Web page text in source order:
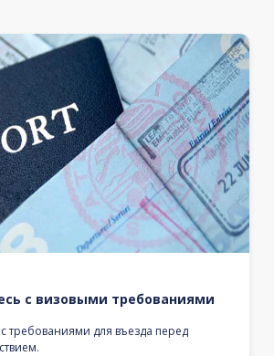
с визовыми требованиями
требованиями для въезда перед